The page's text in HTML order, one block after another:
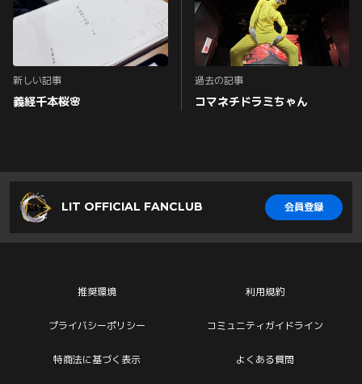
新しい記事
義経千本桜🌸
過去の記事
コマネチドラミちゃん
LIT OFFICIAL FANCLUB 会員登録
推奨環境 利用規約
プライバシーポリシー コミュニティガイドライン
特商法に基づく表示 よくある質問